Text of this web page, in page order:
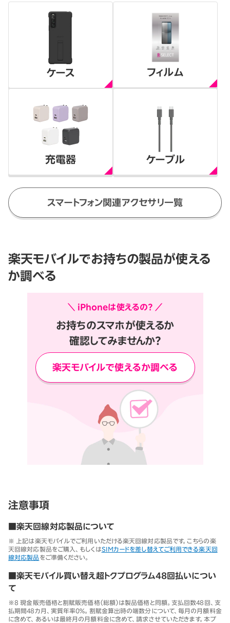
ケース フィルム
充電器 ケーブル
スマートフォン関連アクセサリ一覧
楽天モバイルでお持ちの製品が使える
か調べる
＼ iPhoneは使えるの？ ／
お持ちのスマホが使えるか
確認してみませんか？
楽天モバイルで使えるか調べる
注意事項
■楽天回線対応製品について
※ 上記は楽天モバイルでご利用いただける楽天回線対応製品です。こちらの楽
天回線対応製品をご購入、もしくはSIMカードを差し替えてご利用できる楽天回
線対応製品 をご準備ください。
■楽天モバイル買い替え超トクプログラム48回払いについ
て
※8 現金販売価格と割賦販売価格（総額）は製品価格と同額。支払回数48回、支
払期間48カ月、実質年率0％。割賦金算出時の端数分について、毎月の月額料金
に含めて、あるいは最終月の月額料金に含めて、請求させていただきます。本プ